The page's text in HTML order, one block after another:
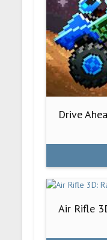
Drive
Air Rifle